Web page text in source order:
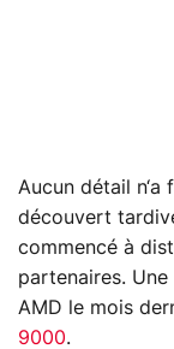
Aucun détail
découvert
commencé à
partenaires.
AMD le mois
9000.